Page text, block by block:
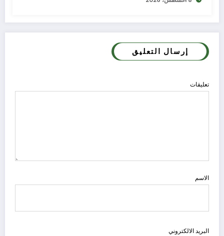
إرسال التعليق
تعليقات
الاسم
البريد الالكتروني